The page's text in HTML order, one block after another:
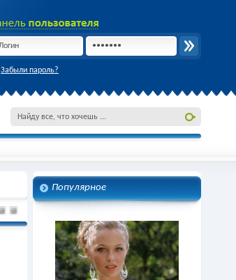
Забыли пароль?
Популярное